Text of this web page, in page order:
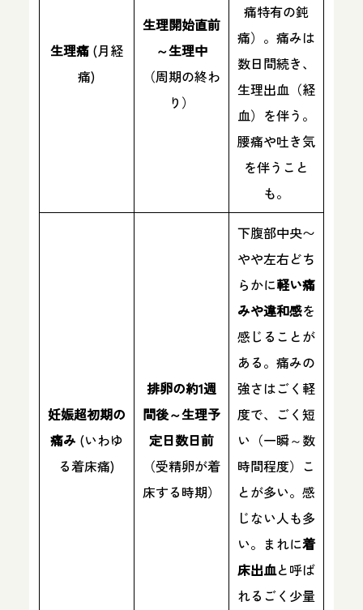
生理痛(月経
痛)
生理開始直前
～生理中
（周期の終わ
り）
痛特有の鈍
痛）。痛みは
数日間続き、
生理出血（経
血）を伴う。
腰痛や吐き気
を伴うこと
も。
妊娠超初期の
痛み (いわゆ
る着床痛)
排卵の約1週
間後～生理予
定日数日前
（受精卵が着
床する時期）
下腹部中央〜
やや左右どち
らかに軽い痛
みや違和感を
感じることが
ある。痛みの
強さはごく軽
度で、ごく短
い（一瞬～数
時間程度）こ
とが多い。感
じない人も多
い。まれに着
床出血と呼ば
れるごく少量